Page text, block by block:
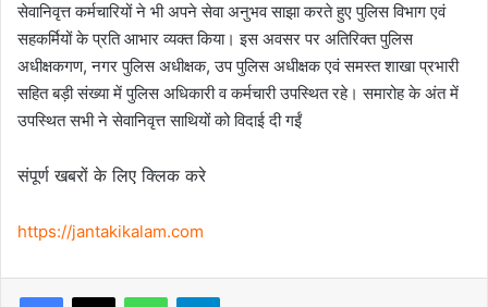
सेवानिवृत्त कर्मचारियों ने भी अपने सेवा अनुभव साझा करते हुए पुलिस विभाग एवं
सहकर्मियों के प्रति आभार व्यक्त किया। इस अवसर पर अतिरिक्त पुलिस
अधीक्षकगण, नगर पुलिस अधीक्षक, उप पुलिस अधीक्षक एवं समस्त शाखा प्रभारी
सहित बड़ी संख्या में पुलिस अधिकारी व कर्मचारी उपस्थित रहे। समारोह के अंत में
उपस्थित सभी ने सेवानिवृत्त साथियों को विदाई दी गईं
संपूर्ण खबरों के लिए क्लिक करे
https://jantakikalam.com
Facebook
X WhatsAppTelegram